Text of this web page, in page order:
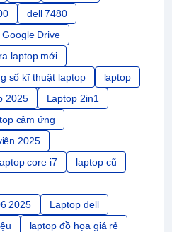
dell 7480
Google Drive
laptop mới
số kĩ thuật laptop
laptop
2025
Laptop 2in1
cảm ứng
2025
core i7
laptop cũ
2025
Laptop dell
laptop đồ họa giá rẻ